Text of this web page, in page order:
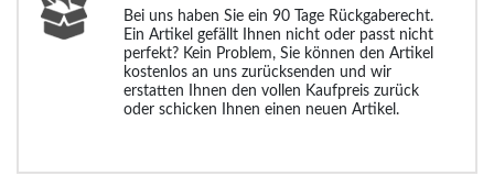
Bei uns haben Sie ein 90 Tage Rückgaberecht.
Ein Artikel gefällt Ihnen nicht oder passt nicht
perfekt? Kein Problem, Sie können den Artikel
kostenlos an uns zurücksenden und wir
erstatten Ihnen den vollen Kaufpreis zurück
oder schicken Ihnen einen neuen Artikel.